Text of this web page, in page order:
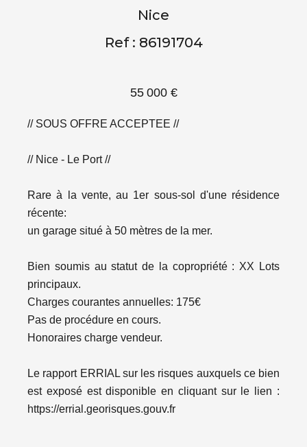
Nice
Ref : 86191704
55 000 €
// SOUS OFFRE ACCEPTEE //
// Nice - Le Port //
Rare à la vente, au 1er sous-sol d'une résidence
récente:
un garage situé à 50 mètres de la mer.
Bien soumis au statut de la copropriété : XX Lots
principaux.
Charges courantes annuelles: 175€
Pas de procédure en cours.
Honoraires charge vendeur.
Le rapport ERRIAL sur les risques auxquels ce bien
est exposé est disponible en cliquant sur le lien :
https://errial.georisques.gouv.fr